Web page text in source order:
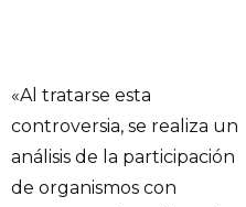
«Al tratarse esta
controversia, se realiza un
análisis de la participación
de organismos con